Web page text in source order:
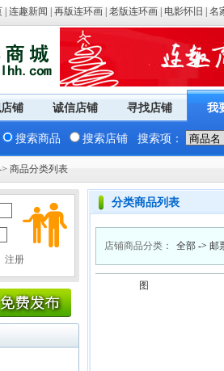
连趣新闻 再版连环画 老版连环画 电影怀旧 名
铺 诚信店铺 寻找店铺 我
搜索商品 搜索店铺 搜索项：
> 商品分类列表
分类商品列表
店铺商品分类： 全部 -> 邮
图